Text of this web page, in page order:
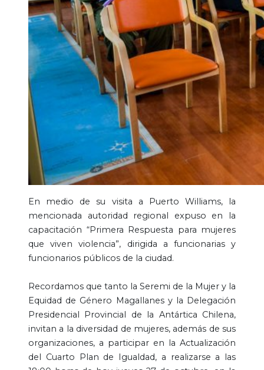
En medio de su visita a Puerto Williams, la
mencionada autoridad regional expuso en la
capacitación “Primera Respuesta para mujeres
que viven violencia”, dirigida a funcionarias y
funcionarios públicos de la ciudad.
Recordamos que tanto la Seremi de la Mujer y la
Equidad de Género Magallanes y la Delegación
Presidencial Provincial de la Antártica Chilena,
invitan a la diversidad de mujeres, además de sus
organizaciones, a participar en la Actualización
del Cuarto Plan de Igualdad, a realizarse a las